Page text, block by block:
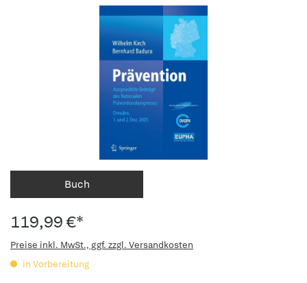
Buch
119,99 €*
Preise inkl. MwSt., ggf. zzgl. Versandkosten
in Vorbereitung